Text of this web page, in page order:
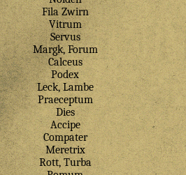
Fila Zwirn
Vitrum
Servus
Margk, Forum
Calceus
Podex
Leck, Lambe
Praeceptum
Dies
Accipe
Compater
Meretrix
Rott, Turba